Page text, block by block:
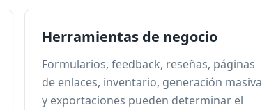
Herramientas de negocio
Formularios, feedback, reseñas, páginas
de enlaces, inventario, generación masiva
y exportaciones pueden determinar el